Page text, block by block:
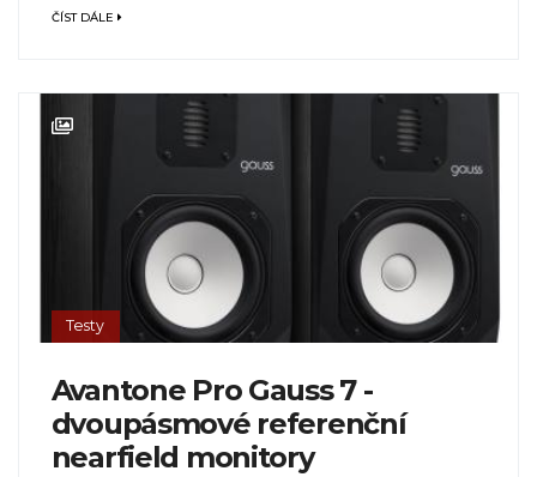
ČÍST DÁLE
Testy
Avantone Pro Gauss 7 -
dvoupásmové referenční
nearfield monitory